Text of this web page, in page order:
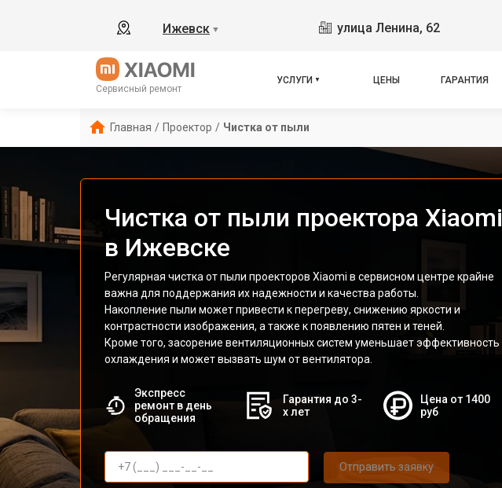
Ижевск ▼ улица Ленина, 62
Сервисный ремонт
УСЛУГИ ЦЕНЫ ГАРАНТИЯ
Главная / Проектор / Чистка от пыли
Чистка от пыли проектора Xiaomi
в Ижевске
Регулярная чистка от пыли проекторов Xiaomi в сервисном центре крайне
важна для поддержания их надежности и качества работы.
Накопление пыли может привести к перегреву, снижению яркости и
контрастности изображения, а также к появлению пятен и теней.
Кроме того, засорение вентиляционных систем уменьшает эффективность
охлаждения и может вызвать шум от вентилятора.
Экспресс
ремонт в день
обращения
Гарантия до 3-
х лет
Цена от 1400
руб
Отправить заявку